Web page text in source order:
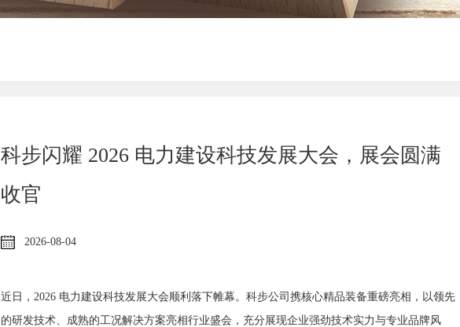
科步闪耀 2026 电力建设科技发展大会，展会圆满
收官
2026-08-04
近日，2026 电力建设科技发展大会顺利落下帷幕。科步公司携核心精品装备重磅亮相，以领先
的研发技术、成熟的工况解决方案亮相行业盛会，充分展现企业强劲技术实力与专业品牌风